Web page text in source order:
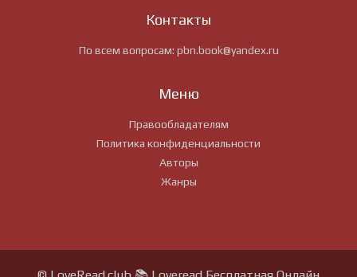
Контакты
По всем вопросам: pbn.book@yandex.ru
Меню
Правообладателям
Политика конфиденциальности
Авторы
Жанры